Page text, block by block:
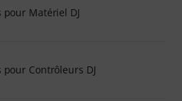
pour Matériel DJ
pour Contrôleurs DJ